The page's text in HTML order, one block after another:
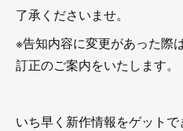
了承くださいませ。
※告知内容に変更があった際
訂正のご案内をいたします。
いち早く新作情報をゲットで